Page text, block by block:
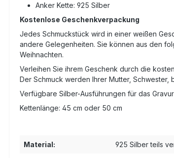
Anker Kette: 925 Silber
Kostenlose Geschenkverpackung
Jedes Schmuckstück wird in einer weißen
andere Gelegenheiten. Sie können aus den
Weihnachten.
Verleihen Sie ihrem Geschenk durch die
Der Schmuck werden Ihrer Mutter,
Verfügbare Silber-Ausführungen für das
Kettenlänge: 45 cm oder 50 cm
Material: 925 Silber teils